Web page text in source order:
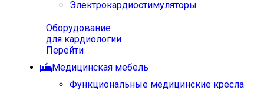
Электрокардиостимуляторы
Оборудование
для кардиологии
Перейти
Медицинская мебель
Функциональные медицинские кресла